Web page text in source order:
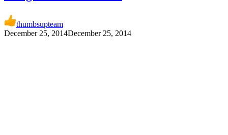
thumbsupteam
December 25, 2014December 25, 2014